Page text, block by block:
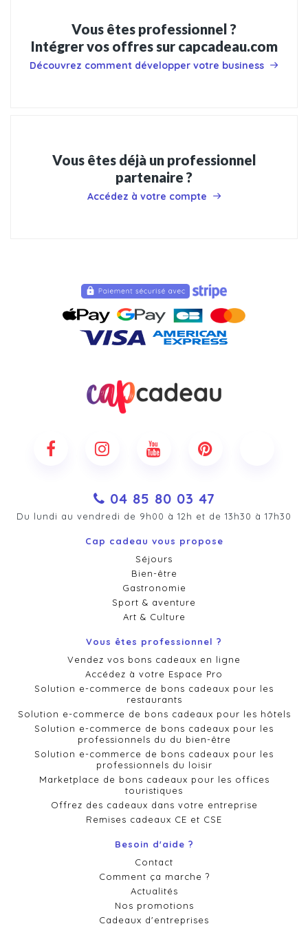
Vous êtes professionnel ?
Intégrer vos offres sur capcadeau.com
Découvrez comment développer votre business
Vous êtes déjà un professionnel
partenaire ?
Accédez à votre compte
04 85 80 03 47
Du lundi au vendredi de 9h00 à 12h et de 13h30 à 17h30
Cap cadeau vous propose
Séjours
Bien-être
Gastronomie
Sport & aventure
Art & Culture
Vous êtes professionnel ?
Vendez vos bons cadeaux en ligne
Accédez à votre Espace Pro
Solution e-commerce de bons cadeaux pour les
restaurants
Solution e-commerce de bons cadeaux pour les hôtels
Solution e-commerce de bons cadeaux pour les
professionnels du du bien-être
Solution e-commerce de bons cadeaux pour les
professionnels du loisir
Marketplace de bons cadeaux pour les offices
touristiques
Offrez des cadeaux dans votre entreprise
Remises cadeaux CE et CSE
Besoin d'aide ?
Contact
Comment ça marche ?
Actualités
Nos promotions
Cadeaux d'entreprises